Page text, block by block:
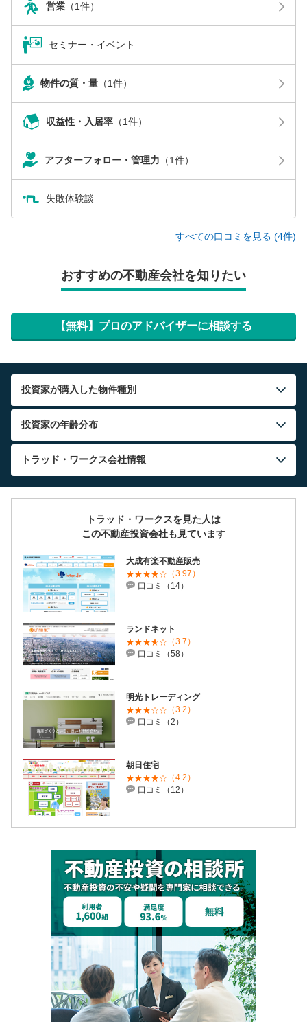
営業 （1件）
セミナー・イベント
物件の質・量 （1件）
収益性・入居率 （1件）
アフターフォロー・管理力 （1件）
失敗体験談
すべての口コミを見る (4件)
おすすめの不動産会社を知りたい
【無料】プロのアドバイザーに相談する
投資家が購入した物件種別
投資家の年齢分布
トラッド・ワークス会社情報
トラッド・ワークスを見た人は
この不動産投資会社も見ています
大成有楽不動産販売
（3.97）
口コミ（14）
ランドネット
（3.7）
口コミ（58）
明光トレーディング
（3.2）
口コミ（2）
朝日住宅
（4.2）
口コミ（12）